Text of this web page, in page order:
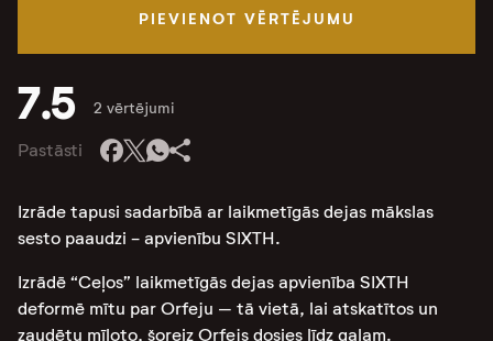
PIEVIENOT VĒRTĒJUMU
7.5 2 vērtējumi
Pastāsti
Izrāde tapusi sadarbībā ar laikmetīgās dejas mākslas
sesto paaudzi - apvienību SIXTH.
Izrādē “Ceļos” laikmetīgās dejas apvienība SIXTH
deformē mītu par Orfeju – tā vietā, lai atskatītos un
zaudētu mīļoto, šoreiz Orfejs dosies līdz galam.